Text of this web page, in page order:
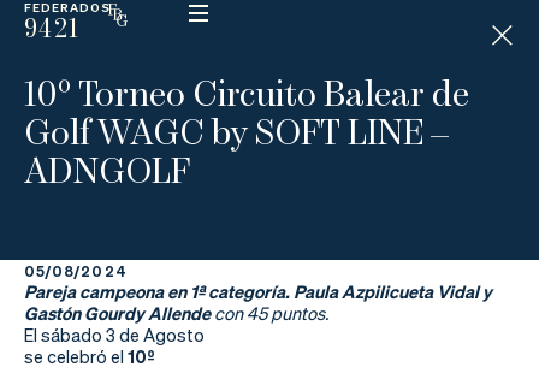
FEDERADOS
9421
ESP
N
D
I
C
A
P
La
Federación
10º Torneo Circuito Balear de
Golf WAGC by SOFT LINE –
ADNGOLF
05/08/2024
Pareja campeona en 1ª categoría. Paula Azpilicueta Vidal y
Gastón Gourdy Allendecon 45 puntos.
El sábado 3 de Agosto
se celebró el 10º